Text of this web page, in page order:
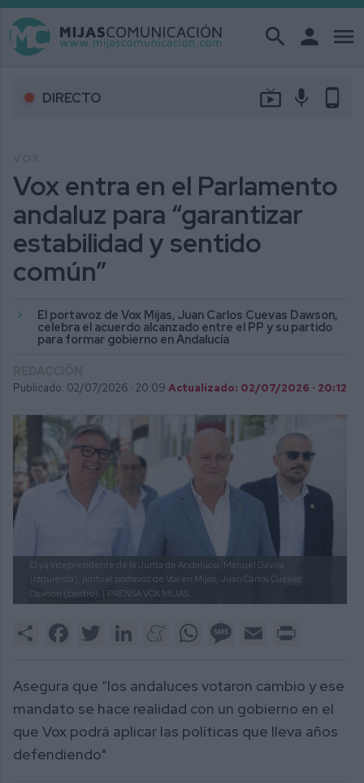
search person menu
DIRECTO live_tv mic phone_android
Vox entra en el Parlamento
andaluz para “garantizar
estabilidad y sentido
común”
El portavoz de Vox Mijas, Juan Carlos Cuevas Dawson,
celebra el acuerdo alcanzado entre el PP y su partido
para formar gobierno en Andalucía
Publicado: 02/07/2026 · 20:09 Actualizado: 02/07/2026 · 20:12
El ya vicepresidente de la Junta de Andalucía, Manuel Gavira
(izquierda), junto al portavoz de Vox en Mijas, Juan Carlos Cuevas
Dawson (centro). | PRENSA VOX MIJAS.
Share FacebookTwitter LinkedInMeneameWhatsAppMessage
Email
Asegura que “los andaluces votaron cambio y ese
mandato se hace realidad con un gobierno en el
que Vox podrá aplicar las políticas que lleva años
defendiendo"